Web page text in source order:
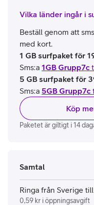
Vilka länder ingår i
Beställ genom att
med kort.
1 GB surfpaket för
Sms:a 1GB Grupp7c
5 GB surfpaket för
Sms:a 5GB Grupp7c
Köp
Paketet är giltigt i 14
Samtal
Ringa från Sverige
0,59 kr i öppningsavgift